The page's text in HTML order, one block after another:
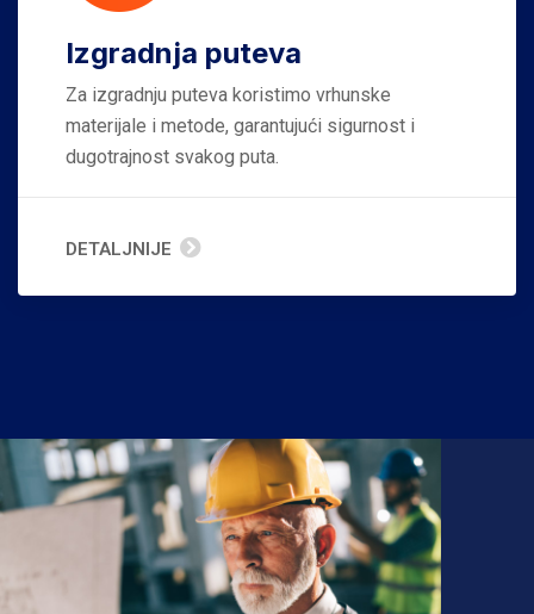
Izgradnja puteva
Za izgradnju puteva koristimo vrhunske
materijale i metode, garantujući sigurnost i
dugotrajnost svakog puta.
DETALJNIJE